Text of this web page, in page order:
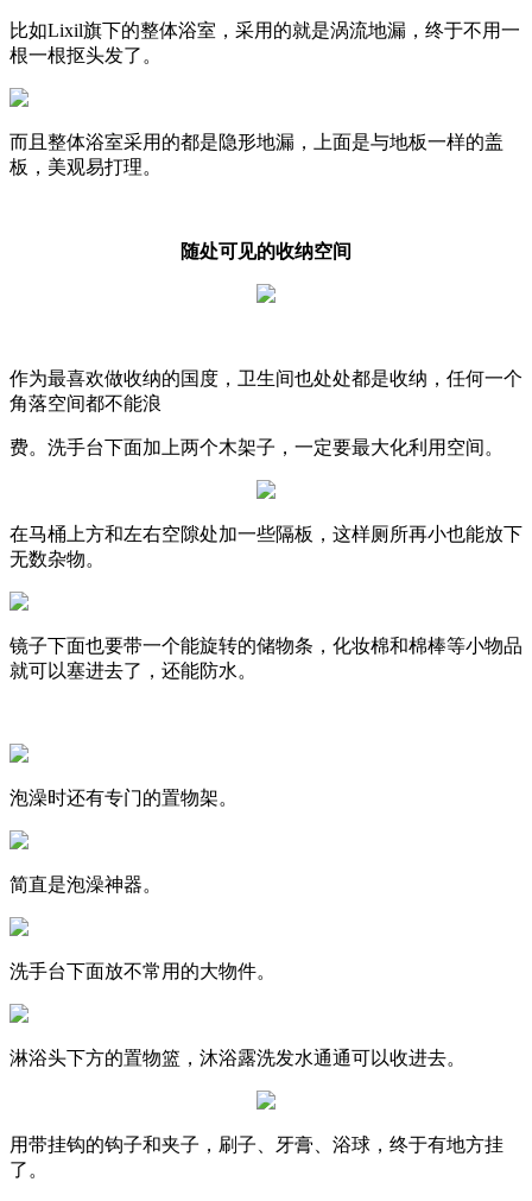
比如Lixil旗下的整体浴室，采用的就是涡流地漏，终于不用一
根一根抠头发了。
而且整体浴室采用的都是隐形地漏，上面是与地板一样的盖
板，美观易打理。
随处可见的收纳空间
作为最喜欢做收纳的国度，卫生间也处处都是收纳，任何一个
角落空间都不能浪
费。洗手台下面加上两个木架子，一定要最大化利用空间。
在马桶上方和左右空隙处加一些隔板，这样厕所再小也能放下
无数杂物。
镜子下面也要带一个能旋转的储物条，化妆棉和棉棒等小物品
就可以塞进去了，还能防水。
泡澡时还有专门的置物架。
简直是泡澡神器。
洗手台下面放不常用的大物件。
淋浴头下方的置物篮，沐浴露洗发水通通可以收进去。
用带挂钩的钩子和夹子，刷子、牙膏、浴球，终于有地方挂
了。